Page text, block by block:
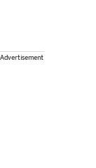
Advertisement